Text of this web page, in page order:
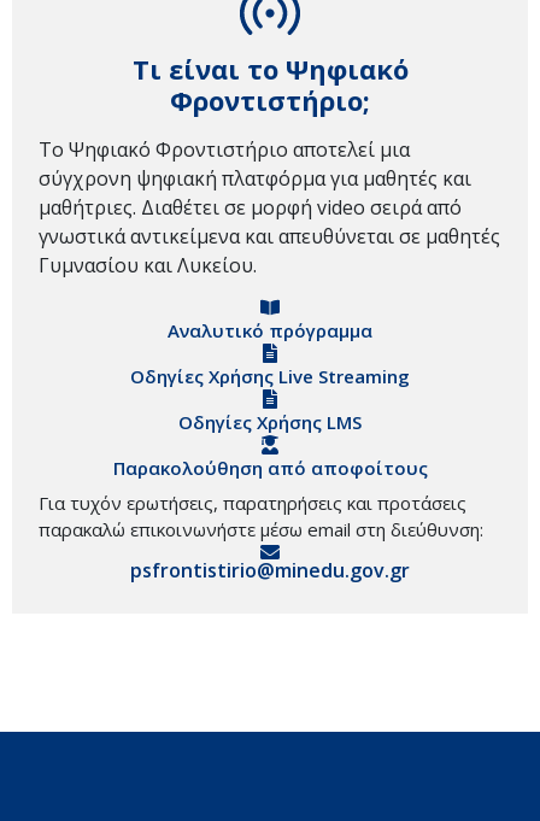
Τι είναι το Ψηφιακό
Φροντιστήριο;
Το Ψηφιακό Φροντιστήριο αποτελεί μια
σύγχρονη ψηφιακή πλατφόρμα για μαθητές και
μαθήτριες. Διαθέτει σε μορφή video σειρά από
γνωστικά αντικείμενα και απευθύνεται σε μαθητές
Γυμνασίου και Λυκείου.
Αναλυτικό πρόγραμμα
Οδηγίες Χρήσης Live Streaming
Οδηγίες Χρήσης LMS
Παρακολούθηση από αποφοίτους
Για τυχόν ερωτήσεις, παρατηρήσεις και προτάσεις
παρακαλώ επικοινωνήστε μέσω email στη διεύθυνση:
psfrontistirio@minedu.gov.gr